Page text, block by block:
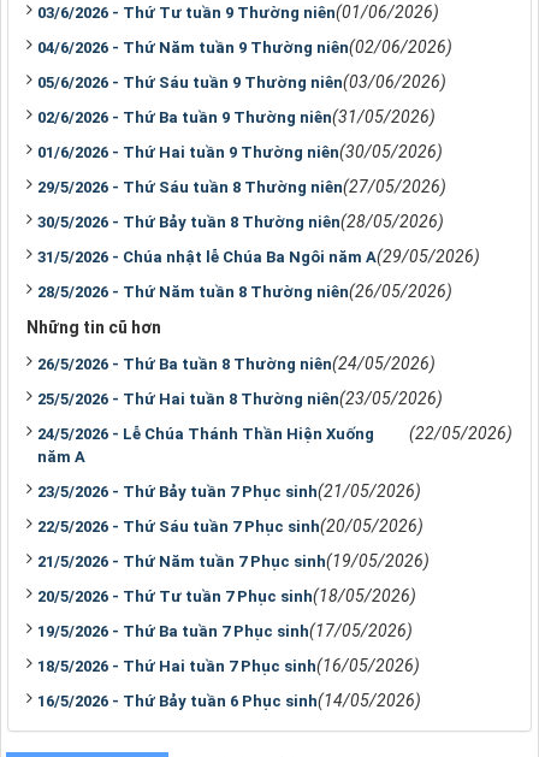
03/6/2026 - Thứ Tư tuần 9 Thường niên(01/06/2026)
04/6/2026 - Thứ Năm tuần 9 Thường niên(02/06/2026)
05/6/2026 - Thứ Sáu tuần 9 Thường niên(03/06/2026)
02/6/2026 - Thứ Ba tuần 9 Thường niên(31/05/2026)
01/6/2026 - Thứ Hai tuần 9 Thường niên(30/05/2026)
29/5/2026 - Thứ Sáu tuần 8 Thường niên(27/05/2026)
30/5/2026 - Thứ Bảy tuần 8 Thường niên(28/05/2026)
31/5/2026 - Chúa nhật lễ Chúa Ba Ngôi năm A(29/05/2026)
28/5/2026 - Thứ Năm tuần 8 Thường niên(26/05/2026)
Những tin cũ hơn
26/5/2026 - Thứ Ba tuần 8 Thường niên(24/05/2026)
25/5/2026 - Thứ Hai tuần 8 Thường niên(23/05/2026)
24/5/2026 - Lễ Chúa Thánh Thần Hiện Xuống
năm A
(22/05/2026)
23/5/2026 - Thứ Bảy tuần 7 Phục sinh(21/05/2026)
22/5/2026 - Thứ Sáu tuần 7 Phục sinh(20/05/2026)
21/5/2026 - Thứ Năm tuần 7 Phục sinh(19/05/2026)
20/5/2026 - Thứ Tư tuần 7 Phục sinh(18/05/2026)
19/5/2026 - Thứ Ba tuần 7 Phục sinh(17/05/2026)
18/5/2026 - Thứ Hai tuần 7 Phục sinh(16/05/2026)
16/5/2026 - Thứ Bảy tuần 6 Phục sinh(14/05/2026)